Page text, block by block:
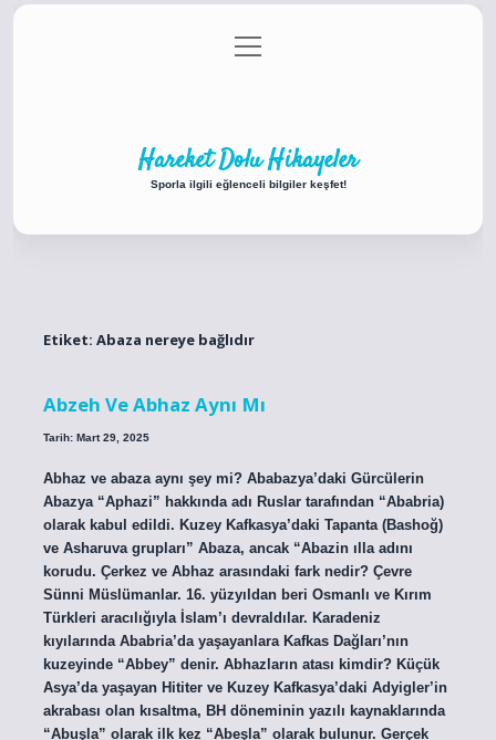
Gizlilik Politikası
menüyü
aç
Hareket Dolu Hikayeler
Sporla ilgili eğlenceli bilgiler keşfet!
Etiket: Abaza nereye bağlıdır
Abzeh Ve Abhaz Aynı Mı
Tarih: Mart 29, 2025
Abhaz ve abaza aynı şey mi? Ababazya’daki Gürcülerin
Abazya “Aphazi” hakkında adı Ruslar tarafından “Ababria)
olarak kabul edildi. Kuzey Kafkasya’daki Tapanta (Bashoğ)
ve Asharuva grupları” Abaza, ancak “Abazin ılla adını
korudu. Çerkez ve Abhaz arasındaki fark nedir? Çevre
Sünni Müslümanlar. 16. yüzyıldan beri Osmanlı ve Kırım
Türkleri aracılığıyla İslam’ı devraldılar. Karadeniz
kıyılarında Ababria’da yaşayanlara Kafkas Dağları’nın
kuzeyinde “Abbey” denir. Abhazların atası kimdir? Küçük
Asya’da yaşayan Hititer ve Kuzey Kafkasya’daki Adyigler’in
akrabası olan kısaltma, BH döneminin yazılı kaynaklarında
“Abuşla” olarak ilk kez “Abeşla” olarak bulunur. Gerçek